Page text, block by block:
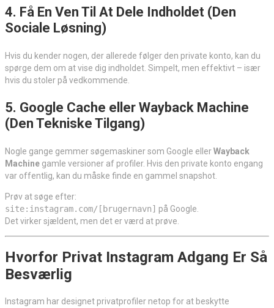
4. Få En Ven Til At Dele Indholdet (Den
Sociale Løsning)
Hvis du kender nogen, der allerede følger den private konto, kan du
spørge dem om at vise dig indholdet. Simpelt, men effektivt – især
hvis du stoler på vedkommende.
5. Google Cache eller Wayback Machine
(Den Tekniske Tilgang)
Nogle gange gemmer søgemaskiner som Google ellerWayback
Machine gamle versioner af profiler. Hvis den private konto engang
var offentlig, kan du måske finde en gammel snapshot.
Prøv at søge efter:
site:instagram.com/[brugernavn] på Google.
Det virker sjældent, men det er værd at prøve.
Hvorfor Privat Instagram Adgang Er Så
Besværlig
Instagram har designet privatprofiler netop for at beskytte